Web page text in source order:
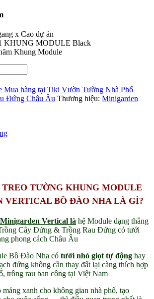
x Cao dự án
KHUNG MODULE Black
Khung Module
Mua hàng tại Tiki Vườn Tường Nhà Phố
Đứng Châu Âu Thương hiệu: Minigarden
TƯỜNG KHUNG MODULE
VERTICAL BỒ ĐÀO NHA LÀ GÌ?
Minigarden Vertical là hệ Module dạng thẳng
Cây Đứng & Trồng Rau Đứng có tưới
phong cách Châu Âu
Bồ Đào Nha có tưới nhỏ giọt tự động hay
đứng không cần thay đất lại càng thích hợp
trồng rau ban công tại Việt Nam
xanh cho không gian nhà phố, tạo